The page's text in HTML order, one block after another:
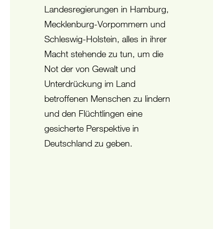
Landesregierungen in Hamburg,
Mecklenburg-Vorpommern und
Schleswig-Holstein, alles in ihrer
Macht stehende zu tun, um die
Not der von Gewalt und
Unterdrückung im Land
betroffenen Menschen zu lindern
und den Flüchtlingen eine
gesicherte Perspektive in
Deutschland zu geben.